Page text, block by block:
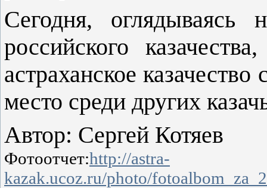
Сегодня,
российского
астраханское
место среди других
Автор: Сергей Котяев
Фотоотчет:http://astra-
kazak.ucoz.ru/photo/